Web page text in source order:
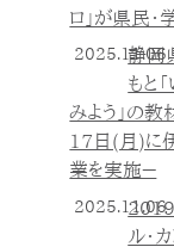
ロ」が県民
2025.11.06
静岡
もと
みよう
17日(月)に
業を実施－
2025.11.06
2019
ル・